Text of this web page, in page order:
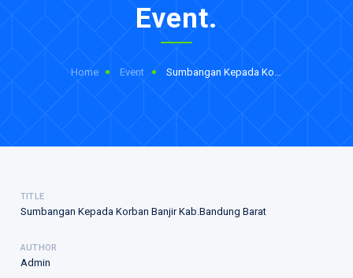
Event.
Home Event Sumbangan Kepada Korban Banjir...
TITLE
Sumbangan Kepada Korban Banjir Kab.Bandung Barat
AUTHOR
Admin